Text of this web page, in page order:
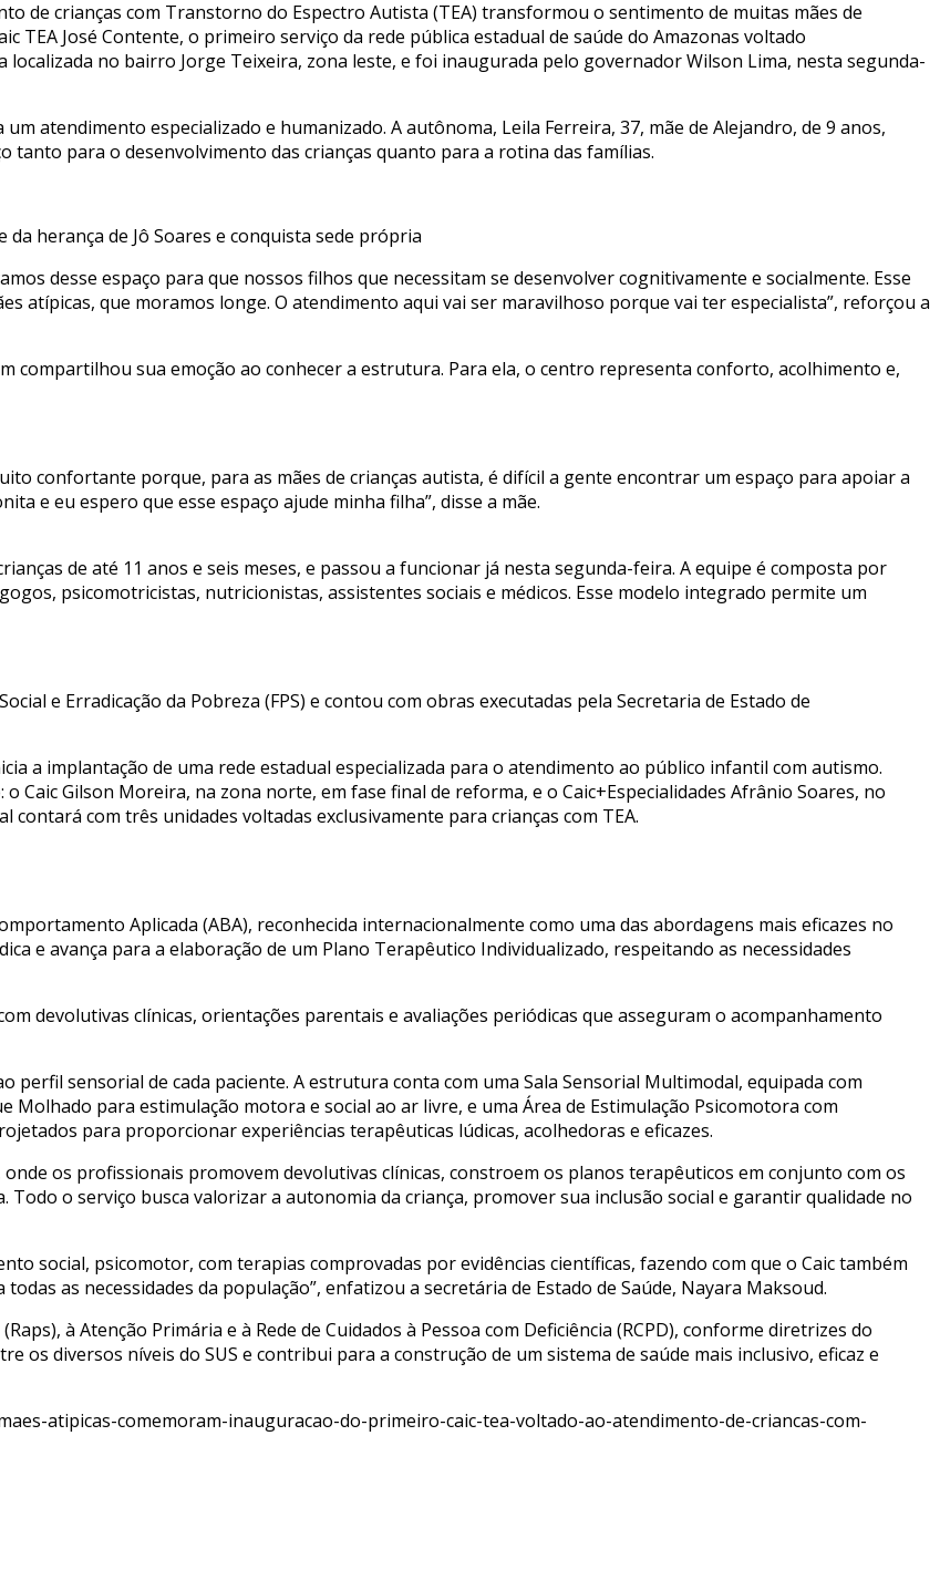
de crianças com Transtorno do Espectro Autista (TEA) transformou o sentimento de muitas mães de
TEA José Contente, o primeiro serviço da rede pública estadual de saúde do Amazonas voltado
no bairro Jorge Teixeira, zona leste, e foi inaugurada pelo governador Wilson Lima, nesta segunda-
atendimento especializado e humanizado. A autônoma, Leila Ferreira, 37, mãe de Alejandro, de 9 anos,
tanto para o desenvolvimento das crianças quanto para a rotina das famílias.
herança de Jô Soares e conquista sede própria
desse espaço para que nossos filhos que necessitam se desenvolver cognitivamente e socialmente. Esse
atípicas, que moramos longe. O atendimento aqui vai ser maravilhoso porque vai ter especialista”, reforçou a
compartilhou sua emoção ao conhecer a estrutura. Para ela, o centro representa conforto, acolhimento e,
confortante porque, para as mães de crianças autista, é difícil a gente encontrar um espaço para apoiar a
e eu espero que esse espaço ajude minha filha”, disse a mãe.
de até 11 anos e seis meses, e passou a funcionar já nesta segunda-feira. A equipe é composta por
psicomotricistas, nutricionistas, assistentes sociais e médicos. Esse modelo integrado permite um
e Erradicação da Pobreza (FPS) e contou com obras executadas pela Secretaria de Estado de
a implantação de uma rede estadual especializada para o atendimento ao público infantil com autismo.
Caic Gilson Moreira, na zona norte, em fase final de reforma, e o Caic+Especialidades Afrânio Soares, no
com três unidades voltadas exclusivamente para crianças com TEA.
Aplicada (ABA), reconhecida internacionalmente como uma das abordagens mais eficazes no
e avança para a elaboração de um Plano Terapêutico Individualizado, respeitando as necessidades
devolutivas clínicas, orientações parentais e avaliações periódicas que asseguram o acompanhamento
perfil sensorial de cada paciente. A estrutura conta com uma Sala Sensorial Multimodal, equipada com
para estimulação motora e social ao ar livre, e uma Área de Estimulação Psicomotora com
para proporcionar experiências terapêuticas lúdicas, acolhedoras e eficazes.
onde os profissionais promovem devolutivas clínicas, constroem os planos terapêuticos em conjunto com os
o serviço busca valorizar a autonomia da criança, promover sua inclusão social e garantir qualidade no
social, psicomotor, com terapias comprovadas por evidências científicas, fazendo com que o Caic também
as necessidades da população”, enfatizou a secretária de Estado de Saúde, Nayara Maksoud.
à Atenção Primária e à Rede de Cuidados à Pessoa com Deficiência (RCPD), conforme diretrizes do
os diversos níveis do SUS e contribui para a construção de um sistema de saúde mais inclusivo, eficaz e
atipicas-comemoram-inauguracao-do-primeiro-caic-tea-voltado-ao-atendimento-de-criancas-com-